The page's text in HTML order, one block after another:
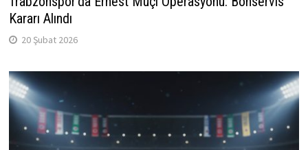
Kararı Alındı
20 Şubat 2026